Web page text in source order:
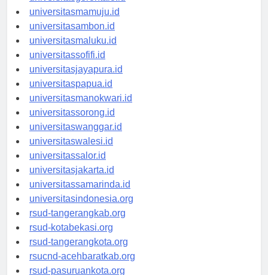
universitasgorontalo.id
universitasmamuju.id
universitasambon.id
universitasmaluku.id
universitassofifi.id
universitasjayapura.id
universitaspapua.id
universitasmanokwari.id
universitassorong.id
universitaswanggar.id
universitaswalesi.id
universitassalor.id
universitasjakarta.id
universitassamarinda.id
universitasindonesia.org
rsud-tangerangkab.org
rsud-kotabekasi.org
rsud-tangerangkota.org
rsucnd-acehbaratkab.org